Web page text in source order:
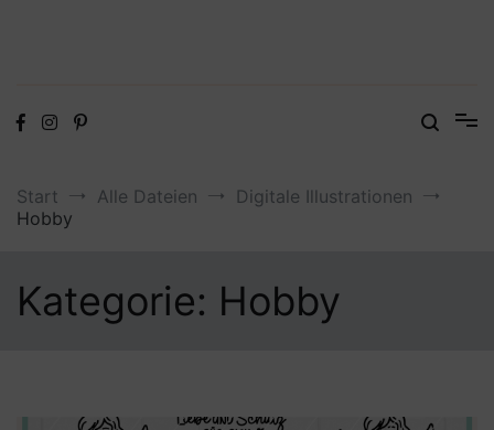
Start Alle Dateien
Digitale Illustrationen
Hobby
Kategorie: Hobby